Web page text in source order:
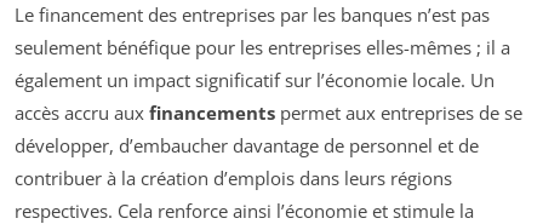
Le financement des entreprises par les banques n’est pas
seulement bénéfique pour les entreprises elles-mêmes ; il a
également un impact significatif sur l’économie locale. Un
accès accru aux financements permet aux entreprises de se
développer, d’embaucher davantage de personnel et de
contribuer à la création d’emplois dans leurs régions
respectives. Cela renforce ainsi l’économie et stimule la